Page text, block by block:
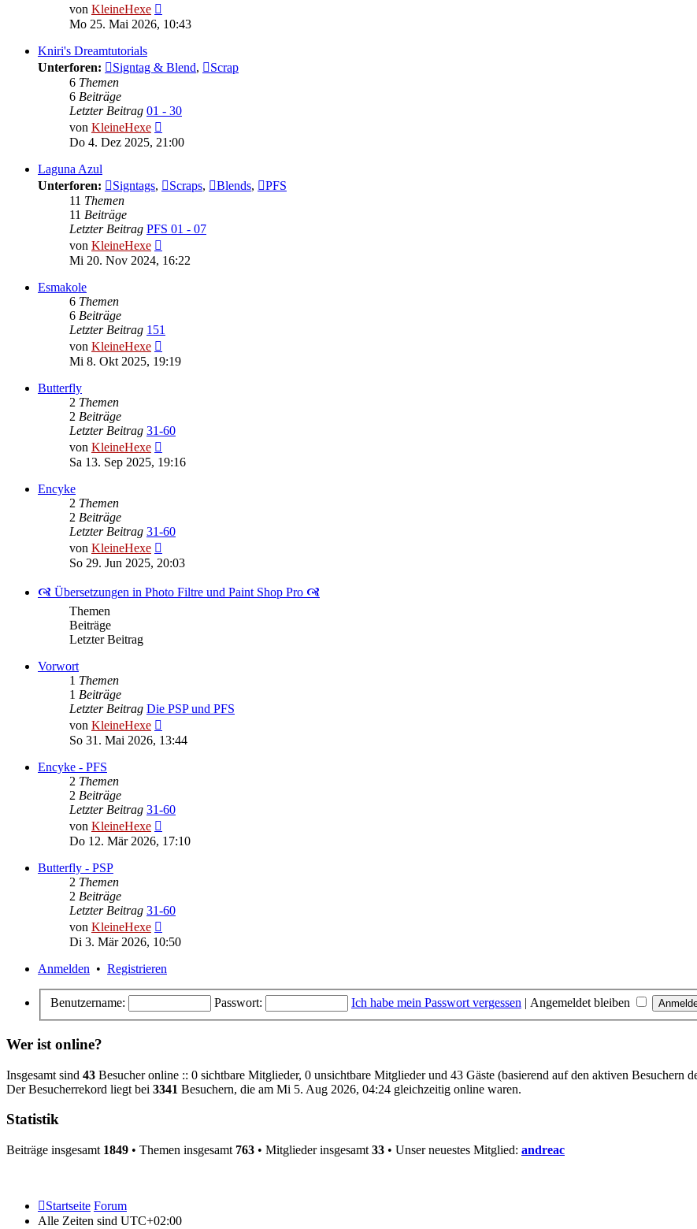
von KleineHexe
Beitrag
Mo 25. Mai 2026, 10:43
Kniri's Dreamtutorials
Unterforen:
Signtag & Blend,
Scrap
6 Themen
6 Beiträge
Letzter Beitrag 01 - 30
von KleineHexe
Beitrag
Do 4. Dez 2025, 21:00
Laguna Azul
Unterforen:
Signtags, Scraps, Blends,
PFS
11 Themen
11 Beiträge
Letzter Beitrag PFS 01 - 07
von KleineHexe
Beitrag
Mi 20. Nov 2024, 16:22
Esmakole
6 Themen
6 Beiträge
Letzter Beitrag 151
von KleineHexe
Beitrag
Mi 8. Okt 2025, 19:19
Butterfly
2 Themen
2 Beiträge
Letzter Beitrag 31-60
von KleineHexe
Beitrag
Sa 13. Sep 2025, 19:16
Encyke
2 Themen
2 Beiträge
Letzter Beitrag 31-60
von KleineHexe
Beitrag
So 29. Jun 2025, 20:03
🙧 Übersetzungen in Photo Filtre und Paint Shop Pro 🙧
Themen
Beiträge
Letzter Beitrag
Vorwort
1 Themen
1 Beiträge
Letzter Beitrag Die PSP und PFS
von KleineHexe
Beitrag
So 31. Mai 2026, 13:44
Encyke - PFS
2 Themen
2 Beiträge
Letzter Beitrag 31-60
von KleineHexe
Beitrag
Do 12. Mär 2026, 17:10
Butterfly - PSP
2 Themen
2 Beiträge
Letzter Beitrag 31-60
von KleineHexe
Beitrag
Di 3. Mär 2026, 10:50
Anmelden • Registrieren
Benutzername: Passwort: Ich habe mein Passwort vergessen | Angemeldet bleiben
Wer ist online?
Insgesamt sind 43 Besucher online :: 0 sichtbare Mitglieder, 0 unsichtbare Mitglieder und 43 Gäste (basierend auf den aktiven Besuchern
Der Besucherrekord liegt bei 3341 Besuchern, die am Mi 5. Aug 2026, 04:24 gleichzeitig online waren.
Statistik
Beiträge insgesamt 1849 • Themen insgesamt 763 • Mitglieder insgesamt 33 • Unser neuestes Mitglied: andreac
Startseite Forum
Alle Zeiten sind UTC+02:00